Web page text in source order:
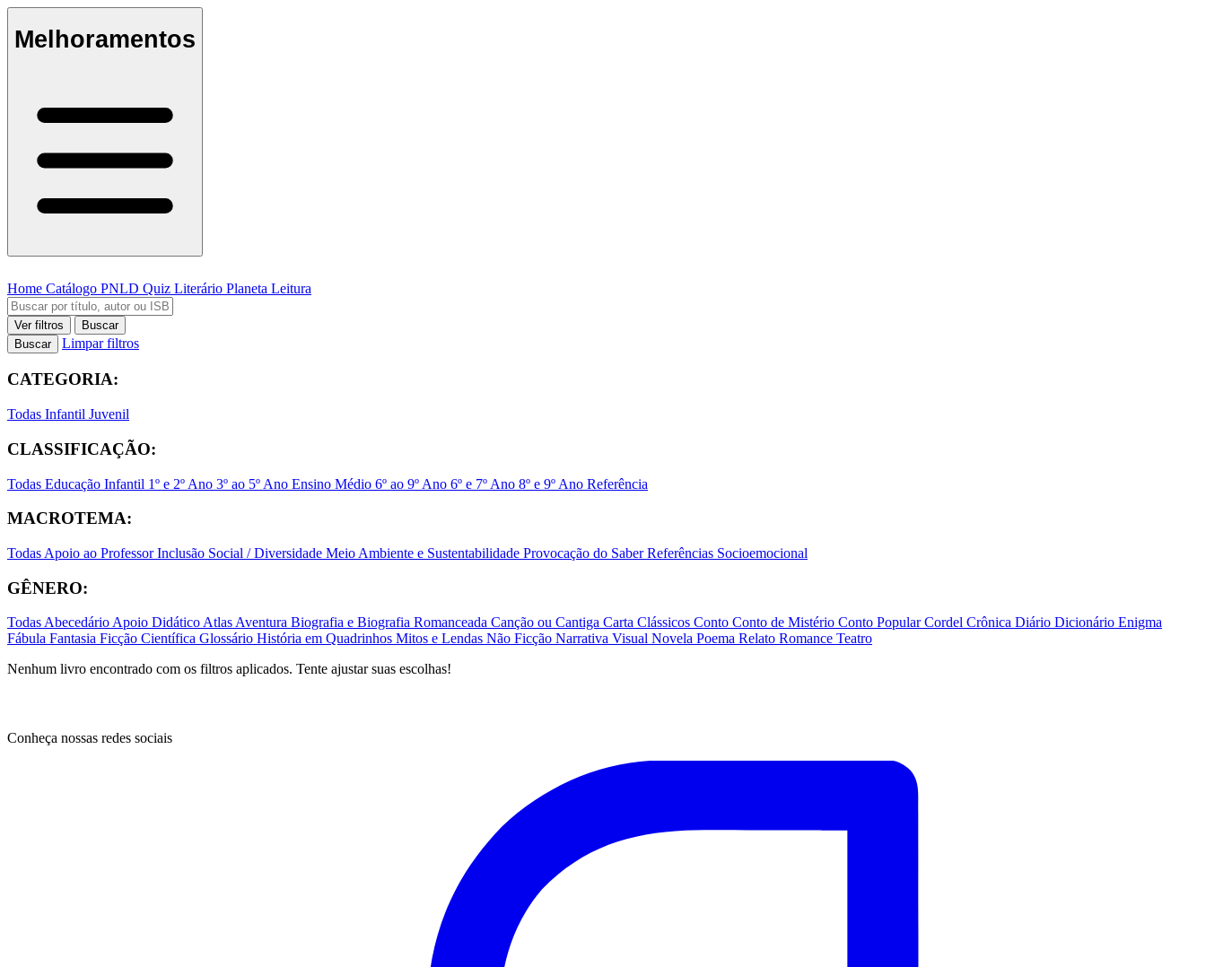
Melhoramentos
Home Catálogo PNLD Quiz Literário Planeta Leitura
Ver filtros
Buscar
Buscar
Limpar filtros
CATEGORIA:
Todas Infantil Juvenil
CLASSIFICAÇÃO:
Todas Educação Infantil 1º e 2º Ano 3º ao 5º Ano Ensino Médio 6º ao 9º Ano 6º e 7º Ano 8º e 9º Ano Referência
MACROTEMA:
Todas Apoio ao ProfessorInclusão Social / Diversidade Meio Ambiente e Sustentabilidade Provocação do SaberReferências Socioemocional
GÊNERO:
TodasAbecedárioApoio DidáticoAtlasAventura Biografia e Biografia Romanceada Canção ou Cantiga Carta Clássicos Conto Conto de Mistério Conto PopularCordel Crônica Diário Dicionário Enigma
Fábula Fantasia Ficção Científica Glossário História em Quadrinhos Mitos e Lendas Não Ficção Narrativa Visual Novela Poema Relato Romance Teatro
Nenhum livro encontrado com os filtros aplicados. Tente ajustar suas escolhas!
Conheça nossas redes sociais